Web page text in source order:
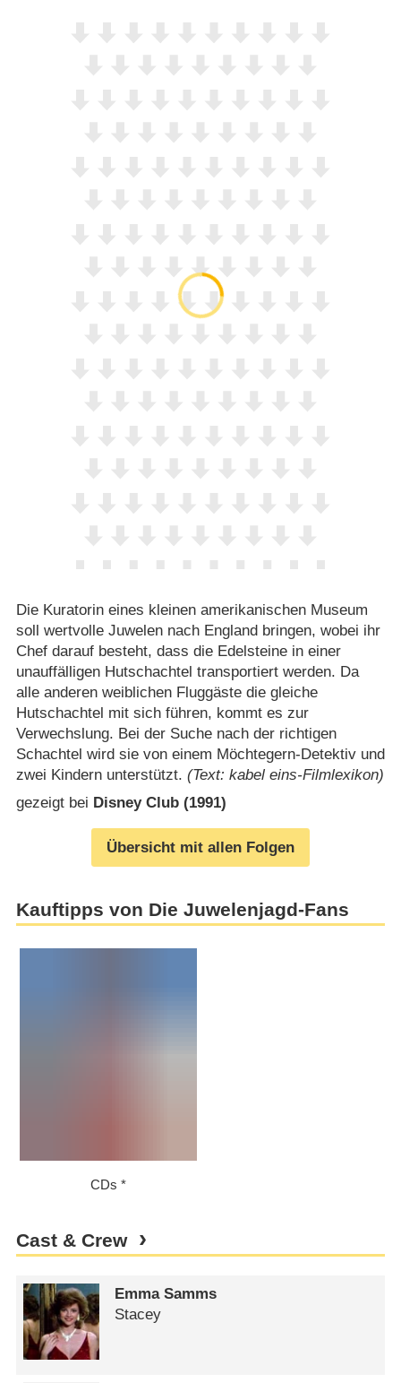
Die Kuratorin eines kleinen amerikanischen Museum
soll wertvolle Juwelen nach England bringen, wobei ihr
Chef darauf besteht, dass die Edelsteine in einer
unauffälligen Hutschachtel transportiert werden. Da
alle anderen weiblichen Fluggäste die gleiche
Hutschachtel mit sich führen, kommt es zur
Verwechslung. Bei der Suche nach der richtigen
Schachtel wird sie von einem Möchtegern-Detektiv und
zwei Kindern unterstützt. (Text: kabel eins-Filmlexikon)
gezeigt bei Disney Club (1991)
Übersicht mit allen Folgen
Kauftipps von Die Juwelenjagd-Fans
CDs
Cast & Crew
Emma Samms
Stacey